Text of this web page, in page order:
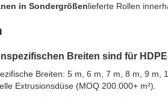
in Sondergrößenlieferte Rollen
Breiten sind für
Breiten: 5 m, 6 m, 7 m, 8 m, 9
Extrusionsdüse (MOQ 200.000+ m²).